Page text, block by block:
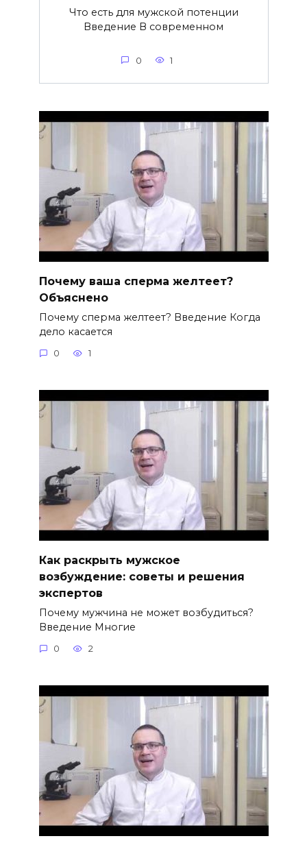
Что есть для мужской потенции
Введение В современном
0 1
Почему ваша сперма желтеет?
Объяснено
Почему сперма желтеет? Введение Когда
дело касается
0 1
Как раскрыть мужское
возбуждение: советы и решения
экспертов
Почему мужчина не может возбудиться?
Введение Многие
0 2